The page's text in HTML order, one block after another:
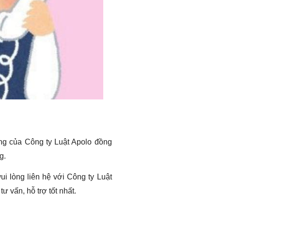
của Công ty Luật Apolo đồng
lòng liên hệ với Công ty Luật
vấn, hỗ trợ tốt nhất.